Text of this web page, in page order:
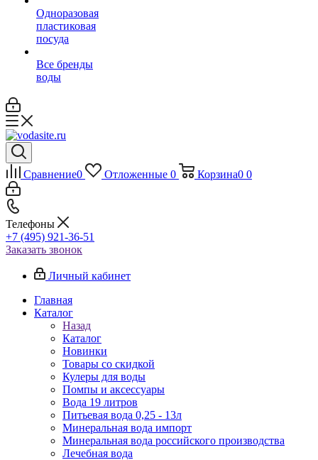
Одноразовая
пластиковая
посуда
Все бренды
воды
Сравнение0 Отложенные 0 Корзина0 0
Телефоны
+7 (495) 921-36-51
Заказать звонок
Личный кабинет
Главная
Каталог
Назад
Каталог
Новинки
Товары со скидкой
Кулеры для воды
Помпы и аксессуары
Вода 19 литров
Питьевая вода 0,25 - 13л
Минеральная вода импорт
Минеральная вода российского производства
Лечебная вода